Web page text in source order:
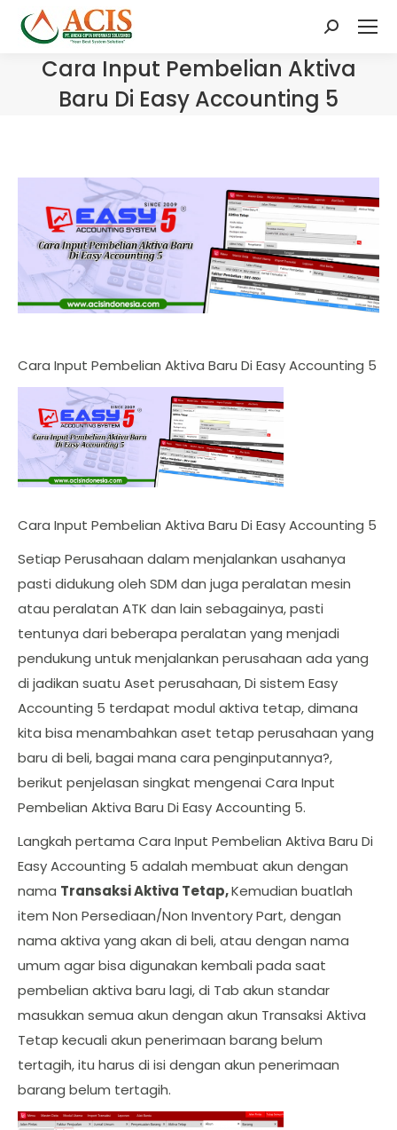
Search:
Cara Input Pembelian Aktiva
Baru Di Easy Accounting 5
Cara Input Pembelian Aktiva Baru Di Easy Accounting 5
Cara Input Pembelian Aktiva Baru Di Easy Accounting 5
Setiap Perusahaan dalam menjalankan usahanya
pasti didukung oleh SDM dan juga peralatan mesin
atau peralatan ATK dan lain sebagainya, pasti
tentunya dari beberapa peralatan yang menjadi
pendukung untuk menjalankan perusahaan ada yang
di jadikan suatu Aset perusahaan, Di sistem Easy
Accounting 5 terdapat modul aktiva tetap, dimana
kita bisa menambahkan aset tetap perusahaan yang
baru di beli, bagai mana cara penginputannya?,
berikut penjelasan singkat mengenai Cara Input
Pembelian Aktiva Baru Di Easy Accounting 5.
Langkah pertama Cara Input Pembelian Aktiva Baru Di
Easy Accounting 5 adalah membuat akun dengan
nama Transaksi Aktiva Tetap,Kemudian buatlah
item Non Persediaan/Non Inventory Part, dengan
nama aktiva yang akan di beli, atau dengan nama
umum agar bisa digunakan kembali pada saat
pembelian aktiva baru lagi, di Tab akun standar
masukkan semua akun dengan akun Transaksi Aktiva
Tetap kecuali akun penerimaan barang belum
tertagih, itu harus di isi dengan akun penerimaan
barang belum tertagih.